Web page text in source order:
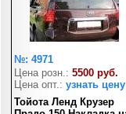
№: 4971
Цена розн.: 5500 руб.
Цена опт.: узнать цену
Тойота Ленд Крузер